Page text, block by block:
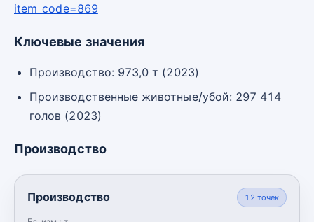
item_code=869
Ключевые значения
Производство: 973,0 т (2023)
Производственные животные/убой: 297 414
голов (2023)
Производство
Производство 12 точек